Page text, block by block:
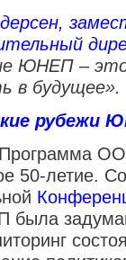
ЮНЕП –
в будущее».
рубежи
Программа
50-летие.